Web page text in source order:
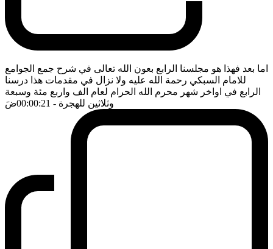
اما بعد فهذا هو مجلسنا الرابع بعون الله تعالى في شرح جمع الجوامع
للامام السبكي رحمة الله عليه ولا نزال في مقدمات هذا درسنا
الرابع في اواخر شهر محرم الله الحرام لعام الف واربع مئة وسبعة
وثلاثين للهجرة - 00:00:21 ضَ